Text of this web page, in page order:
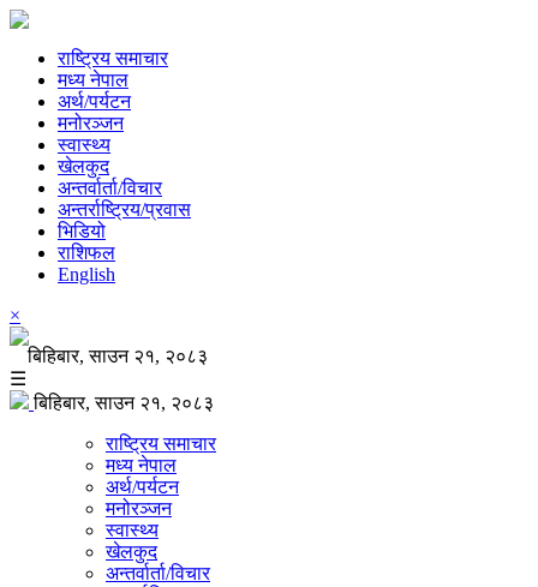
राष्ट्रिय समाचार
मध्य नेपाल
अर्थ/पर्यटन
मनोरञ्जन
स्वास्थ्य
खेलकुद
अन्तर्वार्ता/विचार
अन्तर्राष्ट्रिय/प्रवास
भिडियो
राशिफल
English
×
बिहिबार, साउन २१, २०८३
☰
बिहिबार, साउन २१, २०८३
राष्ट्रिय समाचार
मध्य नेपाल
अर्थ/पर्यटन
मनोरञ्जन
स्वास्थ्य
खेलकुद
अन्तर्वार्ता/विचार